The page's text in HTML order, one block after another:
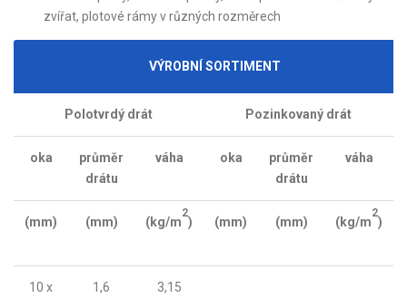
zvířat, plotové rámy v různých rozměrech
VÝROBNÍ SORTIMENT
Polotvrdý drát Pozinkovaný drát
oka
průměr
drátu
váha oka
průměr
drátu
váha
(mm) (mm) (kg/m
2
) (mm) (mm) (kg/m
2
)
10 x
1,6 3,15